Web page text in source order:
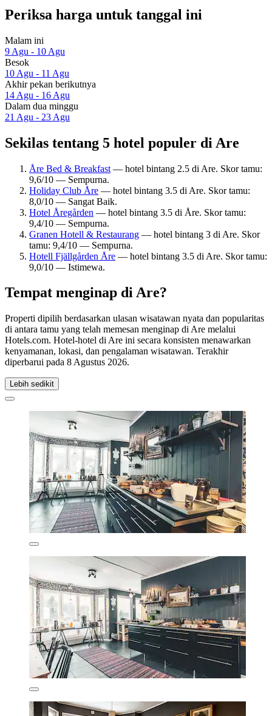
Periksa harga untuk tanggal ini
Malam ini
9 Agu - 10 Agu
Besok
10 Agu - 11 Agu
Akhir pekan berikutnya
14 Agu - 16 Agu
Dalam dua minggu
21 Agu - 23 Agu
Sekilas tentang 5 hotel populer di Are
Åre Bed & Breakfast — hotel bintang 2.5 di Are. Skor tamu:
9,6/10 — Sempurna.
Holiday Club Åre — hotel bintang 3.5 di Are. Skor tamu:
8,0/10 — Sangat Baik.
Hotel Åregården — hotel bintang 3.5 di Åre. Skor tamu:
9,4/10 — Sempurna.
Granen Hotell & Restaurang — hotel bintang 3 di Are. Skor
tamu: 9,4/10 — Sempurna.
Hotell Fjällgården Åre — hotel bintang 3.5 di Are. Skor tamu:
9,0/10 — Istimewa.
Tempat menginap di Are?
Properti dipilih berdasarkan ulasan wisatawan nyata dan popularitas
di antara tamu yang telah memesan menginap di Are melalui
Hotels.com. Hotel-hotel di Are ini secara konsisten menawarkan
kenyamanan, lokasi, dan pengalaman wisatawan. Terakhir
diperbarui pada 8 Agustus 2026.
Lebih sedikit